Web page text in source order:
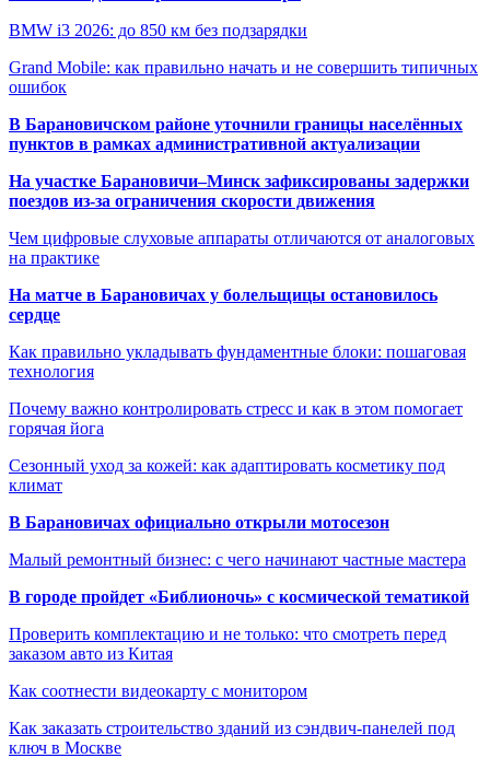
BMW i3 2026: до 850 км без подзарядки
Grand Mobile: как правильно начать и не совершить типичных
ошибок
В Барановичском районе уточнили границы населённых
пунктов в рамках административной актуализации
На участке Барановичи–Минск зафиксированы задержки
поездов из-за ограничения скорости движения
Чем цифровые слуховые аппараты отличаются от аналоговых
на практике
На матче в Барановичах у болельщицы остановилось
сердце
Как правильно укладывать фундаментные блоки: пошаговая
технология
Почему важно контролировать стресс и как в этом помогает
горячая йога
Сезонный уход за кожей: как адаптировать косметику под
климат
В Барановичах официально открыли мотосезон
Малый ремонтный бизнес: с чего начинают частные мастера
В городе пройдет «Библионочь» с космической тематикой
Проверить комплектацию и не только: что смотреть перед
заказом авто из Китая
Как соотнести видеокарту с монитором
Как заказать строительство зданий из сэндвич-панелей под
ключ в Москве